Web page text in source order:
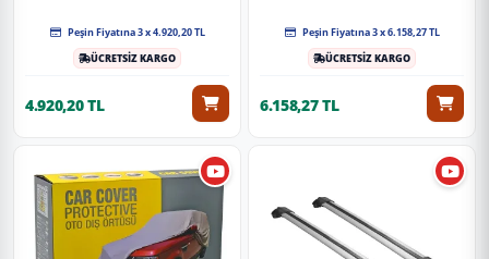
Peşin Fiyatına 3 x 4.920,20 TL
ÜCRETSİZ KARGO
4.920,20 TL
Peşin Fiyatına 3 x 6.158,27 TL
ÜCRETSİZ KARGO
6.158,27 TL